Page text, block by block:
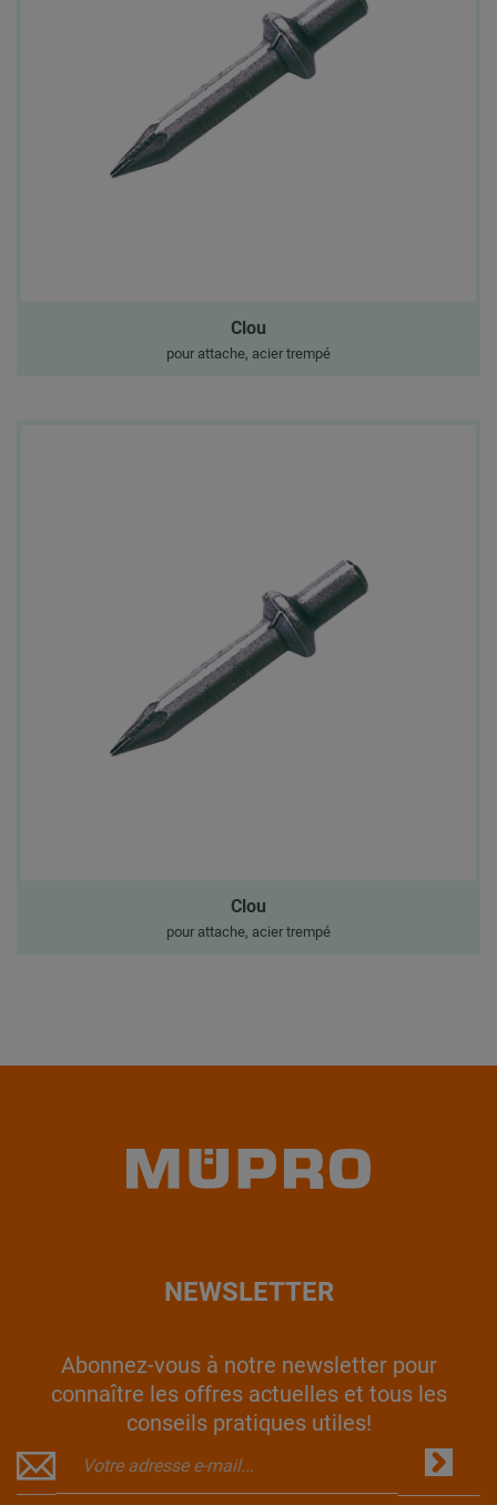
Clou
pour attache, acier trempé
Clou
pour attache, acier trempé
NEWSLETTER
Abonnez-vous à notre newsletter pour
connaître les offres actuelles et tous les
conseils pratiques utiles!